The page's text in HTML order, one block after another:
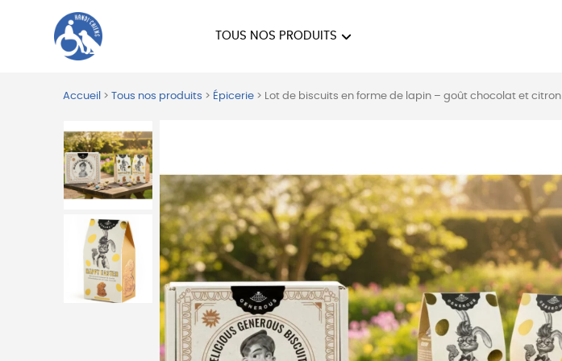
TOUS NOS PRODUITS
Accueil >Tous nos produits > Épicerie > Lot de biscuits en forme de lapin – goût chocolat et citron